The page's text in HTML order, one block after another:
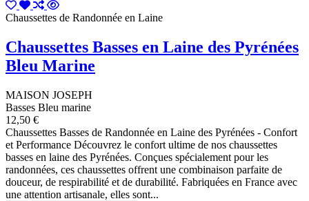
Chaussettes de Randonnée en Laine
Chaussettes Basses en Laine des Pyrénées
Bleu Marine
MAISON JOSEPH
Basses Bleu marine
12,50 €
Chaussettes Basses de Randonnée en Laine des Pyrénées - Confort
et Performance Découvrez le confort ultime de nos chaussettes
basses en laine des Pyrénées. Conçues spécialement pour les
randonnées, ces chaussettes offrent une combinaison parfaite de
douceur, de respirabilité et de durabilité. Fabriquées en France avec
une attention artisanale, elles sont...